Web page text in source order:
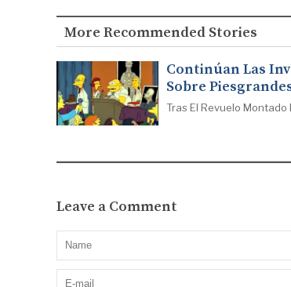
More Recommended Stories
Continúan Las
Sobre
Tras El Revuelo Montado
Leave a Comment